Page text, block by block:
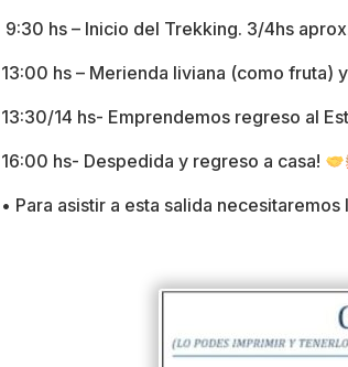
9:30 hs – Inicio del Trekking. 3/4hs
13:00 hs – Merienda liviana (como fruta)
13:30/14 hs- Emprendemos regreso al
16:00 hs- Despedida y regreso a casa!
• Para asistir a esta salida